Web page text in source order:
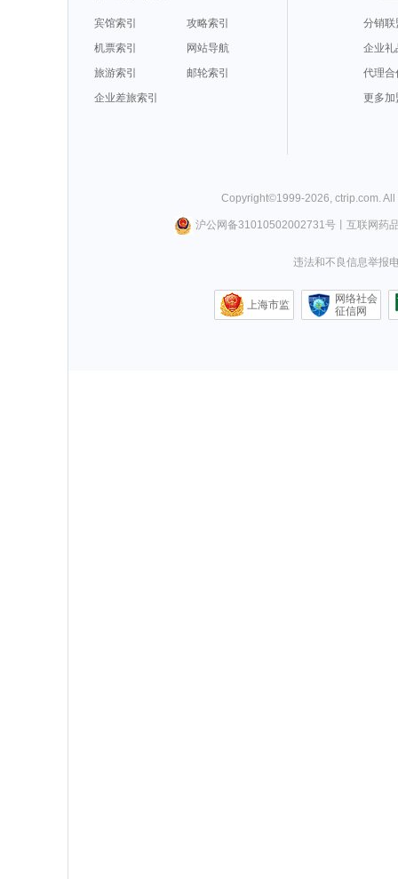
宾馆索引
攻略索引
机票索引
网站导航
旅游索引
邮轮索引
企业差旅索引
分销联
企业礼
代理合
更多加
Copyright©1999-2026 ctrip.com .
沪公网备31010502002731号丨 互联网药
违法和不良信息举报
上海市监
网络社会
征信网